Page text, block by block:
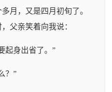
月，又是四月初旬了。
父亲笑着向我说：
起身出省了。”
？”